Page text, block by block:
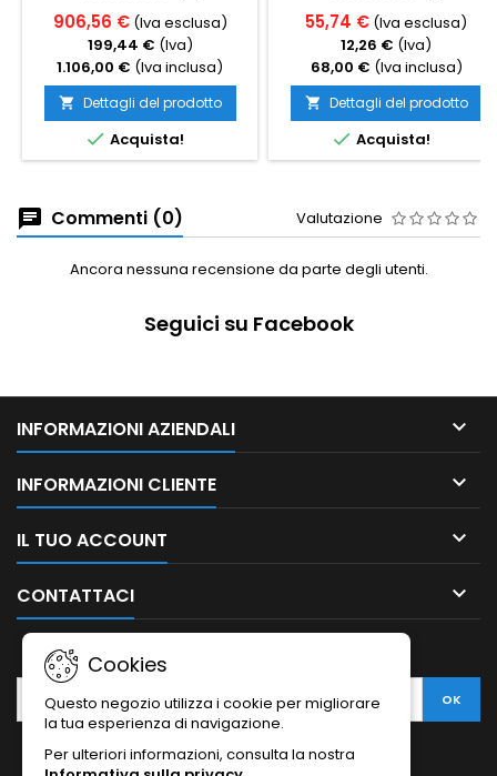
906,56 € (Iva esclusa)
199,44 € (Iva)
1.106,00 € (Iva inclusa)
 Dettagli del prodotto
 Acquista!
55,74 € (Iva esclusa)
12,26 € (Iva)
68,00 € (Iva inclusa)
 Dettagli del prodotto
 Acquista!
Commenti (0) Valutazione
Ancora nessuna recensione da parte degli utenti.
Seguici su Facebook
INFORMAZIONI AZIENDALI 
INFORMAZIONI CLIENTE 
IL TUO ACCOUNT 
CONTATTACI 
Cookies
Questo negozio utilizza i cookie per migliorare
la tua esperienza di navigazione.
Per ulteriori informazioni, consulta la nostra